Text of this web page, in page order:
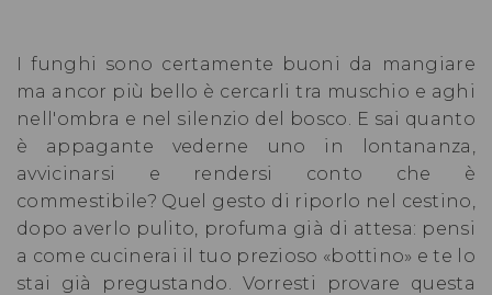
I funghi sono certamente buoni da mangiare
ma ancor più bello è cercarli tra muschio e aghi
nell'ombra e nel silenzio del bosco. E sai quanto
è appagante vederne uno in lontananza,
avvicinarsi e rendersi conto che è
commestibile? Quel gesto di riporlo nel cestino,
dopo averlo pulito, profuma già di attesa: pensi
a come cucinerai il tuo prezioso «bottino» e te lo
stai già pregustando. Vorresti provare questa